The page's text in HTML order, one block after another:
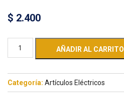
$ 2.400
AÑADIR AL CARRITO
Categoría: Artículos Eléctricos